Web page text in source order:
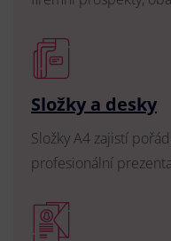
Složky a desky
Složky A4 zajistí
profesionální